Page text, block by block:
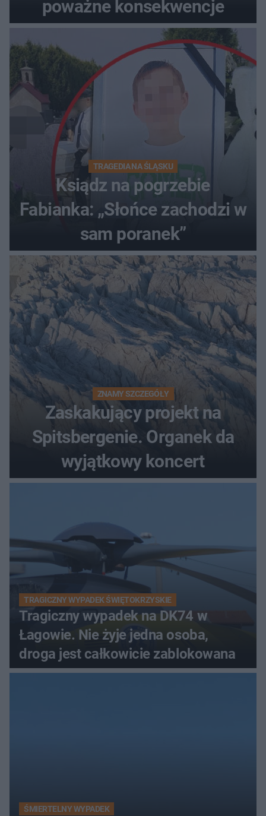
poważne konsekwencje
TRAGEDIA NA ŚLĄSKU
Ksiądz na pogrzebie
Fabianka: „Słońce zachodzi w
sam poranek”
ZNAMY SZCZEGÓŁY
Zaskakujący projekt na
Spitsbergenie. Organek da
wyjątkowy koncert
TRAGICZNY WYPADEK ŚWIĘTOKRZYSKIE
Tragiczny wypadek na DK74 w
Łagowie. Nie żyje jedna osoba,
droga jest całkowicie zablokowana
ŚMIERTELNY WYPADEK